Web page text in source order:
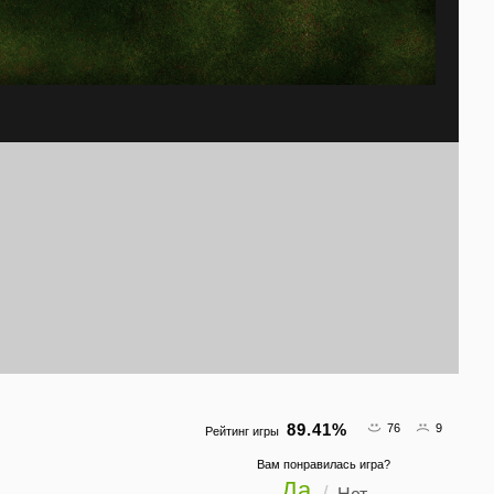
Рейтинг игры 89.41% 76 9
Вам понравилась игра?